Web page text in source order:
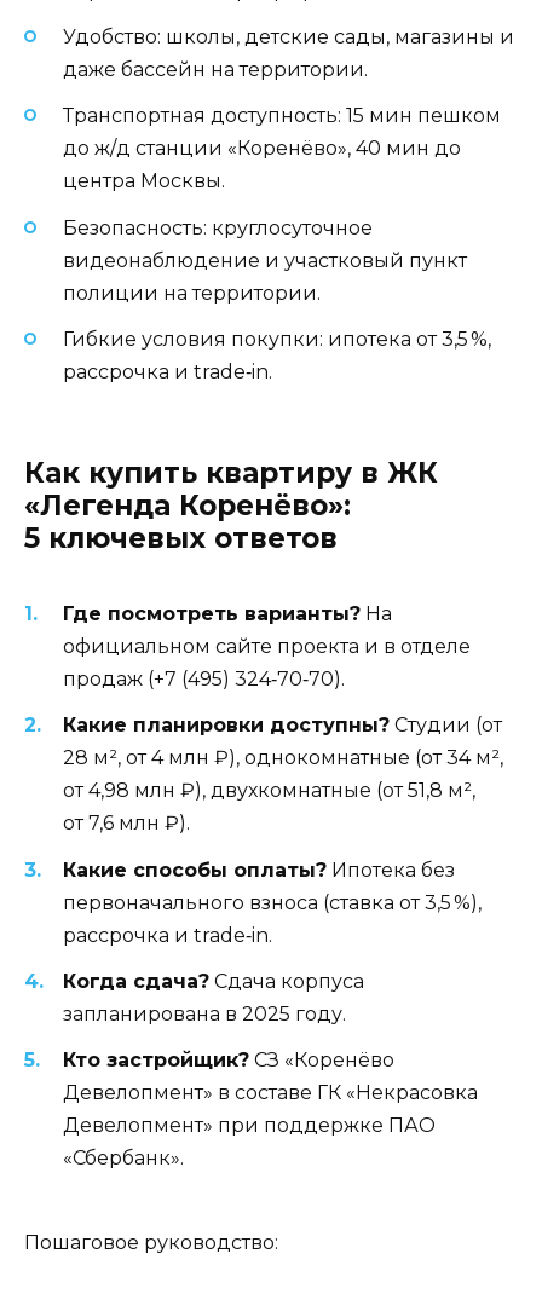
Удобство: школы, детские сады, магазины и
даже бассейн на территории.
Транспортная доступность: 15 мин пешком
до ж/д станции «Коренёво», 40 мин до
центра Москвы.
Безопасность: круглосуточное
видеонаблюдение и участковый пункт
полиции на территории.
Гибкие условия покупки: ипотека от 3,5 %,
рассрочка и trade‑in.
Как купить квартиру в ЖК
«Легенда Коренёво»:
5 ключевых ответов
Где посмотреть варианты? На
официальном сайте проекта и в отделе
продаж (+7 (495) 324‑70‑70).
Какие планировки доступны? Студии (от
28 м², от 4 млн ₽), однокомнатные (от 34 м²,
от 4,98 млн ₽), двухкомнатные (от 51,8 м²,
от 7,6 млн ₽).
Какие способы оплаты? Ипотека без
первоначального взноса (ставка от 3,5 %),
рассрочка и trade‑in.
Когда сдача? Сдача корпуса
запланирована в 2025 году.
Кто застройщик? СЗ «Коренёво
Девелопмент» в составе ГК «Некрасовка
Девелопмент» при поддержке ПАО
«Сбербанк».
Пошаговое руководство: